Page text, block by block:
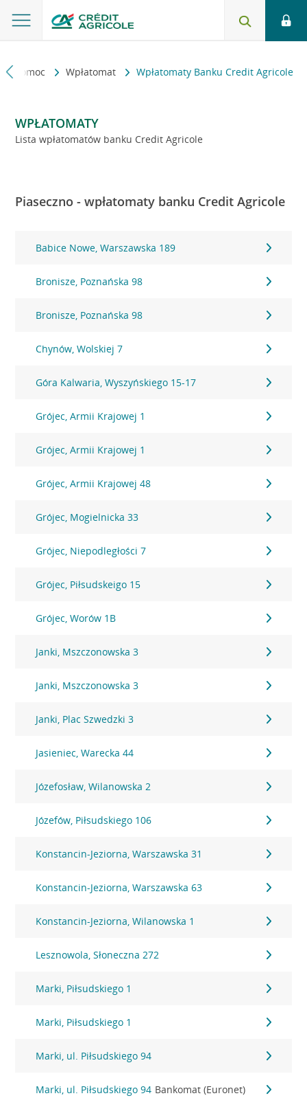
i pomoc Wpłatomat Wpłatomaty Banku Credit Agricole
WPŁATOMATY
Lista wpłatomatów banku Credit Agricole
Piaseczno - wpłatomaty banku Credit Agricole
Babice Nowe, Warszawska 189
Bronisze, Poznańska 98
Bronisze, Poznańska 98
Chynów, Wolskiej 7
Góra Kalwaria, Wyszyńskiego 15-17
Grójec, Armii Krajowej 1
Grójec, Armii Krajowej 1
Grójec, Armii Krajowej 48
Grójec, Mogielnicka 33
Grójec, Niepodległości 7
Grójec, Piłsudskeigo 15
Grójec, Worów 1B
Janki, Mszczonowska 3
Janki, Mszczonowska 3
Janki, Plac Szwedzki 3
Jasieniec, Warecka 44
Józefosław, Wilanowska 2
Józefów, Piłsudskiego 106
Konstancin-Jeziorna, Warszawska 31
Konstancin-Jeziorna, Warszawska 63
Konstancin-Jeziorna, Wilanowska 1
Lesznowola, Słoneczna 272
Marki, Piłsudskiego 1
Marki, Piłsudskiego 1
Marki, ul. Piłsudskiego 94
Marki, ul. Piłsudskiego 94 Bankomat (Euronet)